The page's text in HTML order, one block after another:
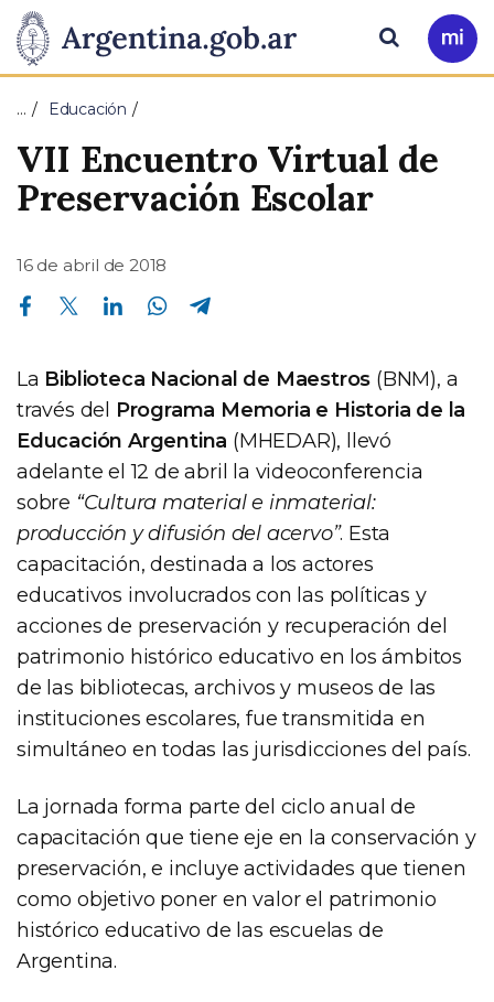
Presidencia
de
la
Nación
Pasar al contenido principal
Ir
a
Buscar
… Educación
VII Encuentro Virtual de
Preservación Escolar
16 de abril de 2018
Compartir en Facebook Compartir en Twitter Compartir en Linkedin Compartir en Whatsapp
La Biblioteca Nacional de Maestros (BNM), a
través del Programa Memoria e Historia de la
Educación Argentina (MHEDAR), llevó
adelante el 12 de abril la videoconferencia
sobre “Cultura material e inmaterial:
producción y difusión del acervo”. Esta
capacitación, destinada a los actores
educativos involucrados con las políticas y
acciones de preservación y recuperación del
patrimonio histórico educativo en los ámbitos
de las bibliotecas, archivos y museos de las
instituciones escolares, fue transmitida en
simultáneo en todas las jurisdicciones del país.
La jornada forma parte del ciclo anual de
capacitación que tiene eje en la conservación y
preservación, e incluye actividades que tienen
como objetivo poner en valor el patrimonio
histórico educativo de las escuelas de
Argentina.